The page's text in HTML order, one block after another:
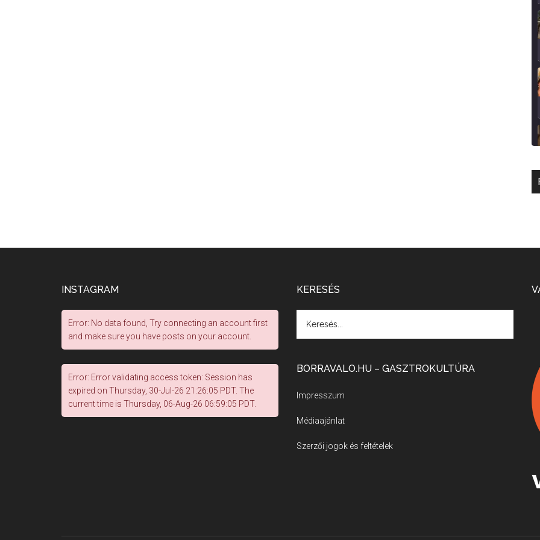
INSTAGRAM
Error: No data found, Try connecting an account first
and make sure you have posts on your account.
Error: Error validating access token: Session has
expired on Thursday, 30-Jul-26 21:26:05 PDT. The
current time is Thursday, 06-Aug-26 06:59:05 PDT.
KERESÉS
BORRAVALO.HU – GASZTROKULTÚRA
Impresszum
Médiaajánlat
Szerzői jogok és feltételek